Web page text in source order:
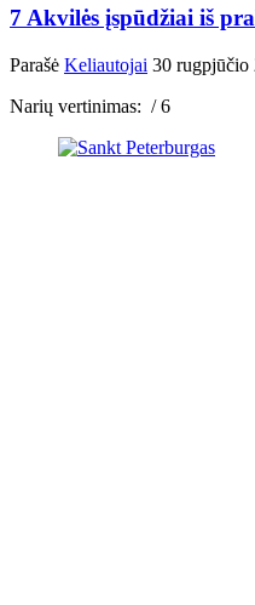
7 Akvilės įspūdžiai iš
Parašė Keliautojai 30 rugpjūčio
Narių vertinimas: / 6